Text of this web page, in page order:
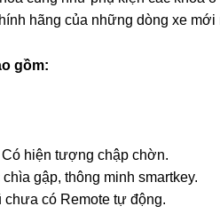
hãng của những dòng xe mới
gồm:
hiện tượng chập chờn.
gập, thông minh smartkey.
có Remote tự động.